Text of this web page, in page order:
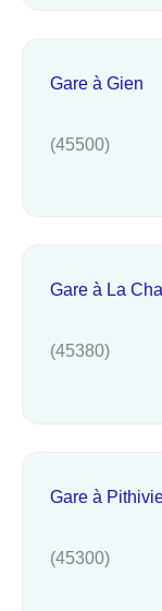
Gare à Gien
(45500)
Gare à La
(45380)
Gare à
(45300)